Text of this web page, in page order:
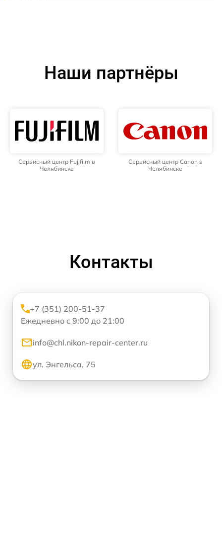
Наши партнёры
Сервисный центр Fujifilm в
Челябинске
Сервисный центр Canon в
Челябинске
Контакты
+7 (351) 200-51-37
Ежедневно с 9:00 до 21:00
info@chl.nikon-repair-center.ru
ул. Энгельса, 75